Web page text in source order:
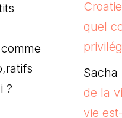
?
quel
Sacha
de la
vie